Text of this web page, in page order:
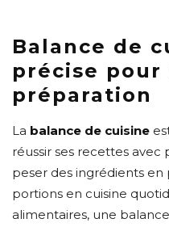
Balance de
précise
préparation
La balance de cuisine
réussir ses recettes avec
peser des ingrédients en
portions en cuisine
alimentaires, une